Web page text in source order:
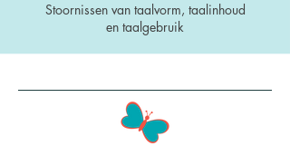
Stoornissen van taalvorm, taalinhoud
en taalgebruik